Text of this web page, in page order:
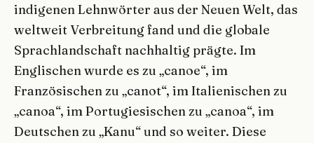
indigenen Lehnwörter aus der Neuen Welt, das
weltweit Verbreitung fand und die globale
Sprachlandschaft nachhaltig prägte. Im
Englischen wurde es zu „canoe“, im
Französischen zu „canot“, im Italienischen zu
„canoa“, im Portugiesischen zu „canoa“, im
Deutschen zu „Kanu“ und so weiter. Diese